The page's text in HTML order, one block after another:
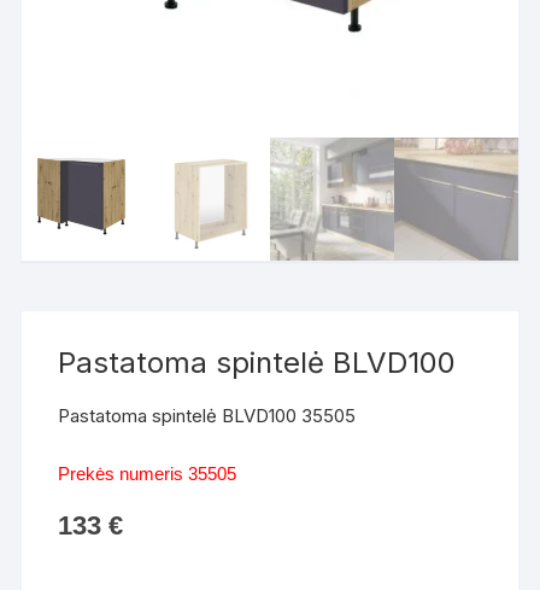
Pastatoma spintelė BLVD100
Pastatoma spintelė BLVD100 35505
Prekės numeris 35505
133€